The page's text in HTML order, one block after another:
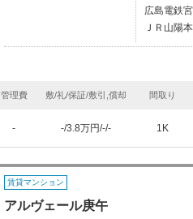
広島電鉄
ＪＲ山陽
管理費 敷/礼/保証/敷引,償却 間取り
- -/3.8万円/-/- 1K
賃貸マンション
アルヴェール庚午